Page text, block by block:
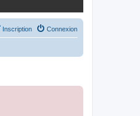
Connexion
Inscription